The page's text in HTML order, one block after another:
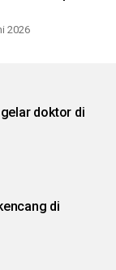
2026
doktor di
di